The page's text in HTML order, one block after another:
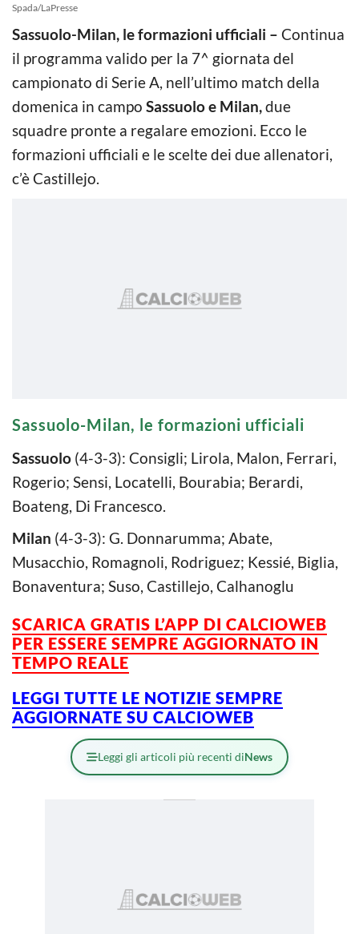
Spada/LaPresse
Sassuolo-Milan, le formazioni ufficiali – Continua
il programma valido per la 7^ giornata del
campionato di Serie A, nell’ultimo match della
domenica in campo Sassuolo e Milan,due
squadre pronte a regalare emozioni. Ecco le
formazioni ufficiali e le scelte dei due allenatori,
c’è Castillejo.
Sassuolo-Milan, le formazioni ufficiali
Sassuolo (4-3-3): Consigli; Lirola, Malon, Ferrari,
Rogerio; Sensi, Locatelli, Bourabia; Berardi,
Boateng, Di Francesco.
Milan (4-3-3): G. Donnarumma; Abate,
Musacchio, Romagnoli, Rodriguez; Kessié, Biglia,
Bonaventura; Suso, Castillejo, Calhanoglu
SCARICA GRATIS L’APP DI CALCIOWEB
PER ESSERE SEMPRE AGGIORNATO IN
TEMPO REALE
LEGGI TUTTE LE NOTIZIE SEMPRE
AGGIORNATE SU CALCIOWEB
Leggi gli articoli più recenti diNews